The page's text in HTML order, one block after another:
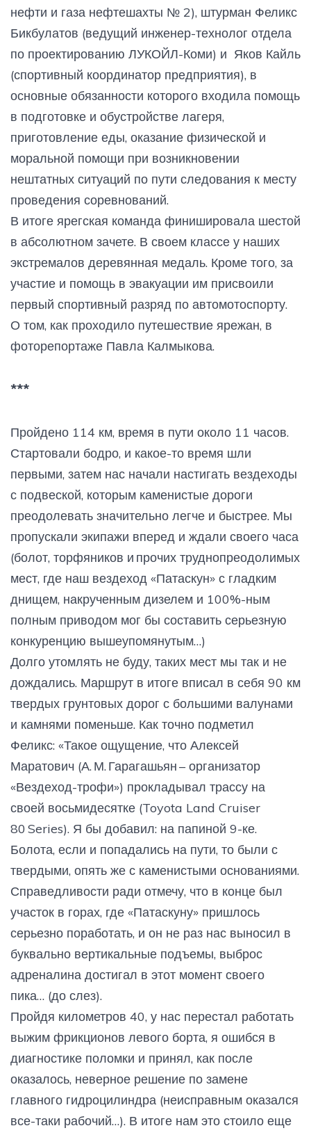
нефти и газа нефтешахты № 2), штурман Феликс
Бикбулатов (ведущий инженер-технолог отдела
по проектированию ЛУКОЙЛ-Коми) и Яков Кайль
(спортивный координатор предприятия), в
основные обязанности которого входила помощь
в подготовке и обустройстве лагеря,
приготовление еды, оказание физической и
моральной помощи при возникновении
нештатных ситуаций по пути следования к месту
проведения соревнований.
В итоге ярегская команда финишировала шестой
в абсолютном зачете. В своем классе у наших
экстремалов деревянная медаль. Кроме того, за
участие и помощь в эвакуации им присвоили
первый спортивный разряд по автомотоспорту.
О том, как проходило путешествие ярежан, в
фоторепортаже Павла Калмыкова.
***
Пройдено 114 км, время в пути около 11 часов.
Стартовали бодро, и какое-то время шли
первыми, затем нас начали настигать вездеходы
с подвеской, которым каменистые дороги
преодолевать значительно легче и быстрее. Мы
пропускали экипажи вперед и ждали своего часа
(болот, торфяников и прочих труднопреодолимых
мест, где наш вездеход «Патаскун» с гладким
днищем, накрученным дизелем и 100%-ным
полным приводом мог бы составить серьезную
конкуренцию вышеупомянутым…)
Долго утомлять не буду, таких мест мы так и не
дождались. Маршрут в итоге вписал в себя 90 км
твердых грунтовых дорог с большими валунами
и камнями поменьше. Как точно подметил
Феликс: «Такое ощущение, что Алексей
Маратович (А. М. Гарагашьян – организатор
«Вездеход-трофи») прокладывал трассу на
своей восьмидесятке (Toyota Land Cruiser
80 Series). Я бы добавил: на папиной 9-ке.
Болота, если и попадались на пути, то были с
твердыми, опять же с каменистыми основаниями.
Справедливости ради отмечу, что в конце был
участок в горах, где «Патаскуну» пришлось
серьезно поработать, и он не раз нас выносил в
буквально вертикальные подъемы, выброс
адреналина достигал в этот момент своего
пика… (до слез).
Пройдя километров 40, у нас перестал работать
выжим фрикционов левого борта, я ошибся в
диагностике поломки и принял, как после
оказалось, неверное решение по замене
главного гидроцилиндра (неисправным оказался
все-таки рабочий…). В итоге нам это стоило еще